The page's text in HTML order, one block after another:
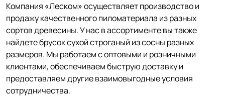
Компания «Леском» осуществляет производство и
продажу качественного пиломатериала из разных
сортов древесины. У нас в ассортименте вы также
найдете брусок сухой строганый из сосны разных
размеров. Мы работаем с оптовыми и розничными
клиентами, обеспечиваем быструю доставку и
предоставляем другие взаимовыгодные условия
сотрудничества.